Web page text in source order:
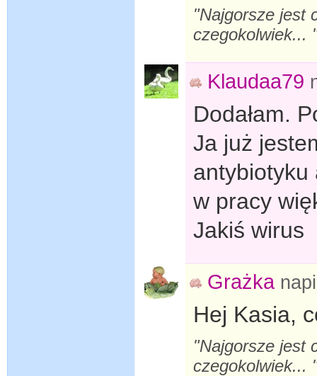
"Najgorsze jest
czegokolwiek...
Klaudaa79
Dodałam.
Ja już
antybiotyku
w pracy
Jakiś wirus
Grażka
Hej Kasia,
"Najgorsze jest
czegokolwiek...